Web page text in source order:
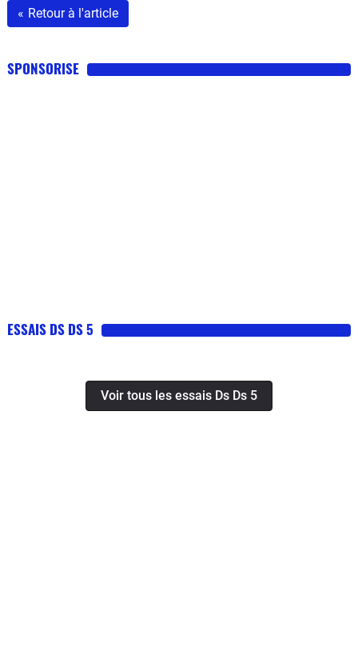
« Retour à l'article
SPONSORISE
ESSAIS DS DS 5
Voir tous les essais Ds Ds 5